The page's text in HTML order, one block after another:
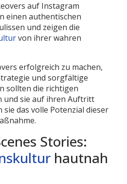
auf Instagram
einen authentischen
und zeigen die
von ihrer wahren
erfolgreich zu machen,
und sorgfältige
sollten die richtigen
und sie auf ihren Auftritt
das volle Potenzial dieser
Stories:
hautnah